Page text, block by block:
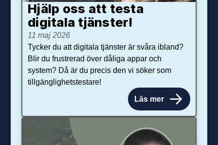
Hjälp oss att testa
digitala tjänster!
11 maj 2026
Tycker du att digitala tjänster är svåra ibland?
Blir du frustrerad över dåliga appar och
system? Då är du precis den vi söker som
tillgänglighetstestare!
Läs mer